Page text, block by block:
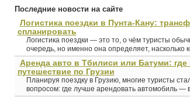
Последние новости на сайте
Логистика поездки в Пунта-Кану:
спланировать
Логистика поездки — это то, о чём туристы
очередь, но именно она определяет, насколько
Аренда авто в Тбилиси или Батуми: где
путешествие по Грузии
Планируя поездку в Грузию, многие туристы
вопросом: где лучше арендовать автомобиль —